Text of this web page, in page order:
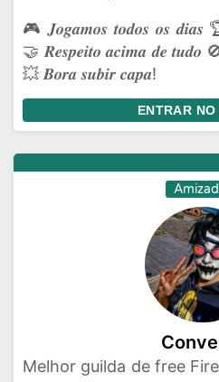
🎮 𝑱𝒐𝒈𝒂𝒎𝒐𝒔 𝒕𝒐𝒅𝒐𝒔 𝒐𝒔 𝒅𝒊𝒂𝒔
🤝 𝑹𝒆𝒔𝒑𝒆𝒊𝒕𝒐 𝒂𝒄𝒊𝒎𝒂 𝒅𝒆 𝒕𝒖𝒅𝒐
💥 𝑩𝒐𝒓𝒂 𝒔𝒖𝒃𝒊𝒓 𝒄𝒂𝒑𝒂!
ENTRAR
Melhor guilda de free